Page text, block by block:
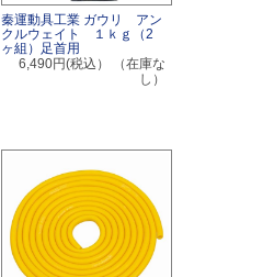
秦運動具工業 ガウリ アン
クルウェイト １ｋｇ（2
ヶ組）足首用
6,490円(税込）
（在庫な
し）